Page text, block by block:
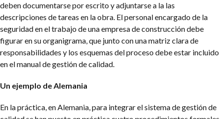
deben documentarse por escrito y adjuntarse a la las
descripciones de tareas en la obra. El personal encargado de la
seguridad en el trabajo de una empresa de construcción debe
figurar en su organigrama, que junto con una matriz clara de
responsabilidades y los esquemas del proceso debe estar incluido
en el manual de gestión de calidad.
Un ejemplo de Alemania
En la práctica, en Alemania, para integrar el sistema de gestión de